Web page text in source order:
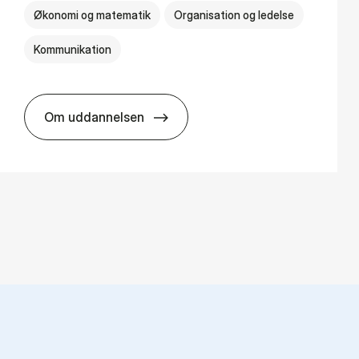
Økonomi og matematik Organisation og ledelse
Kommunikation
Om uddannelsen
HA(kom.) - erhvervs­økonomi og